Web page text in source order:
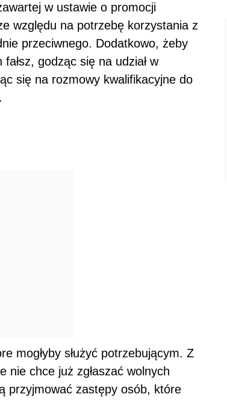
w ustawie o promocji
względu na potrzebę korzystania z
przeciwnego. Dodatkowo, żeby
godząc się na udział w
się na rozmowy kwalifikacyjne do
mogłyby służyć potrzebującym. Z
nie chce już zgłaszać wolnych
przyjmować zastępy osób, które